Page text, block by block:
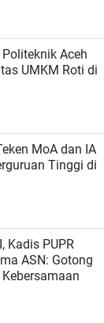
Aceh
UMKM Roti di
MoA dan IA
Tinggi di
Kadis PUPR
ASN: Gotong